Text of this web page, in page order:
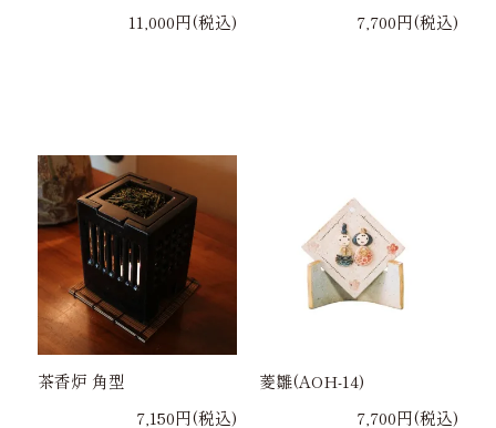
11,000円(税込)
7,700円(税込)
茶香炉 角型
7,150円(税込)
菱雛(AOH-14)
7,700円(税込)